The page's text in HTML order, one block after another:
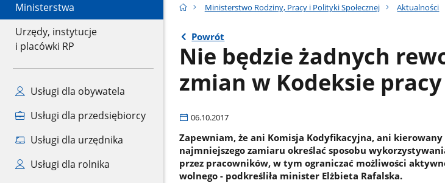
Ministerstwa
Urzędy, instytucje
i placówki RP
Usługi dla obywatela
Usługi dla przedsiębiorcy
Usługi dla urzędnika
Usługi dla rolnika
Ministerstwo Rodziny, Pracy i Polityki Społecznej Aktualności
Powrót
Nie będzie żadnych
zmian w Kodeksie pracy
06.10.2017
Zapewniam, że ani Komisja Kodyfikacyjna, ani
najmniejszego zamiaru określać sposobu
przez pracowników, w tym ograniczać możliwości
wolnego - podkreśliła minister Elżbieta Rafalska.